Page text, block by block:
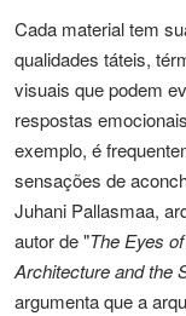
Cada material tem
qualidades táteis,
visuais que podem
respostas
exemplo, é
sensações de
Juhani Pallasmaa,
autor de "The Eyes
Architecture and the
argumenta que a